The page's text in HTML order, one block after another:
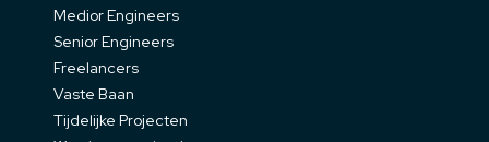
Medior Engineers
Senior Engineers
Freelancers
Vaste Baan
Tijdelijke Projecten